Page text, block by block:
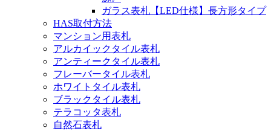
ガラス表札【LED仕様】長方形タイプ
HAS取付方法
マンション用表札
アルカイックタイル表札
アンティークタイル表札
フレーバータイル表札
ホワイトタイル表札
ブラックタイル表札
テラコッタ表札
自然石表札